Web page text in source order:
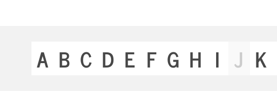
A B C D E F G H I J K